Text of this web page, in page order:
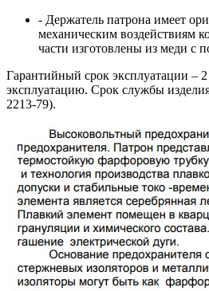
- Держатель патрона имеет
механическим воздействиям
части изготовлены из меди с
Гарантийный срок эксплуатации – 2
эксплуатацию. Срок службы
2213-79).